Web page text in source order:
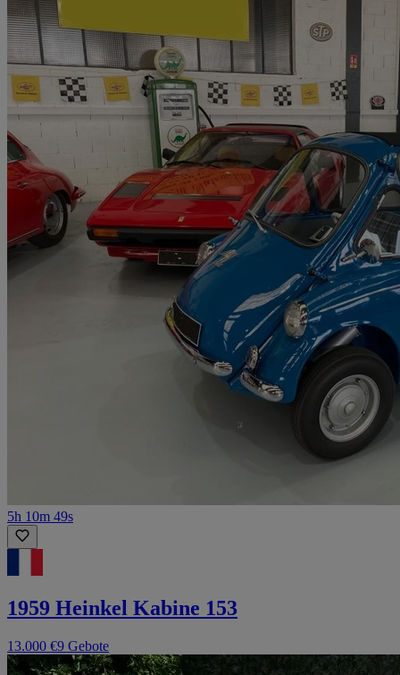
5h 10m 49s
1959 Heinkel Kabine 153
13.000 €9 Gebote